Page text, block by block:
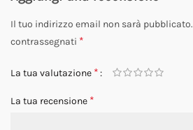
Il tuo indirizzo email non sarà pubblicato.
contrassegnati *
La tua valutazione *
La tua recensione *